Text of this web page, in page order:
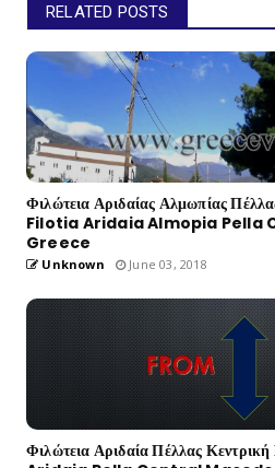
RELATED POSTS
Φιλώτεια Αριδαίας Αλμωπίας
Filotia Aridaia Almopia Pella
Greece
Unknown June 03, 2018
Φιλώτεια Αριδαία Πέλλας